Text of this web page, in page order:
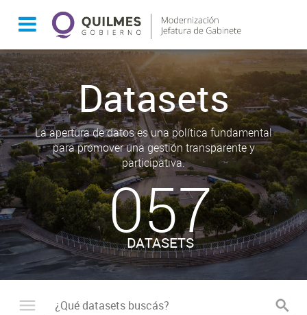
Datasets
La apertura de datos es una política fundamental
para promover una gestión transparente y
participativa.
057
DATASETS